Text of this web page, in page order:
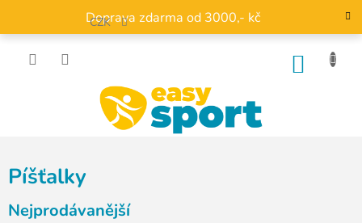
obsah
Doprava zdarma od 3000,- kč
CZK
Píšťalky
Nejprodávanější